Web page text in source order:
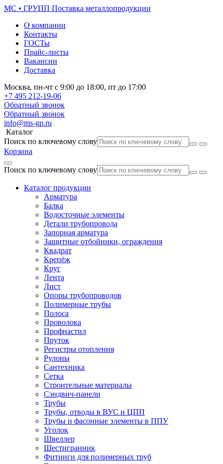
МС • ГРУПП Поставка металлопродукции
О компании
Контакты
ГОСТы
Прайс-листы
Вакансии
Доставка
Москва, пн-чт с 9:00 до 18:00, пт до 17:00
+7 495 212-19-06
Обратный звонок
Обратный звонок
info@ms-gp.ru
Каталог
Поиск по ключевому слову
Корзина
Поиск по ключевому слову
Каталог продукции
Арматура
Балка
Водосточные элементы
Детали трубопровода
Запорная арматура
Защитные отбойники, ограждения
Квадрат
Крепёж
Круг
Лента
Лист
Опоры трубопроводов
Полимерные трубы
Полоса
Проволока
Профнастил
Пруток
Регистры отопления
Рулоны
Сантехника
Сетка
Строительные материалы
Сэндвич-панели
Трубы
Трубы, отводы в ВУС и ЦПП
Трубы и фасонные элементы в ППУ
Уголок
Швеллер
Шестигранник
Фитинги для полимерных труб